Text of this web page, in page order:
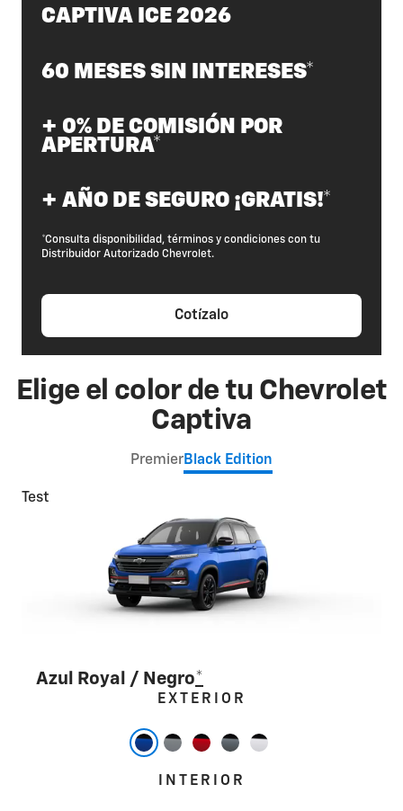
CAPTIVA ICE 2026
60 MESES SIN INTERESES*
+ 0% DE COMISIÓN POR
APERTURA*
+ AÑO DE SEGURO ¡GRATIS!*
*Consulta disponibilidad, términos y condiciones con tu
Distribuidor Autorizado Chevrolet.
Cotízalo
Elige el color de tu Chevrolet
Captiva
PremierBlack Edition
Test
Test
Test
Test
Test
EXTERIOR
INTERIOR
Azul Royal / Negro*